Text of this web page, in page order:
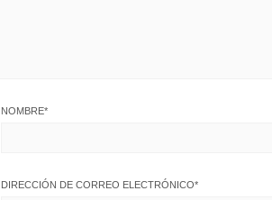
NOMBRE*
DIRECCIÓN DE CORREO ELECTRÓNICO*